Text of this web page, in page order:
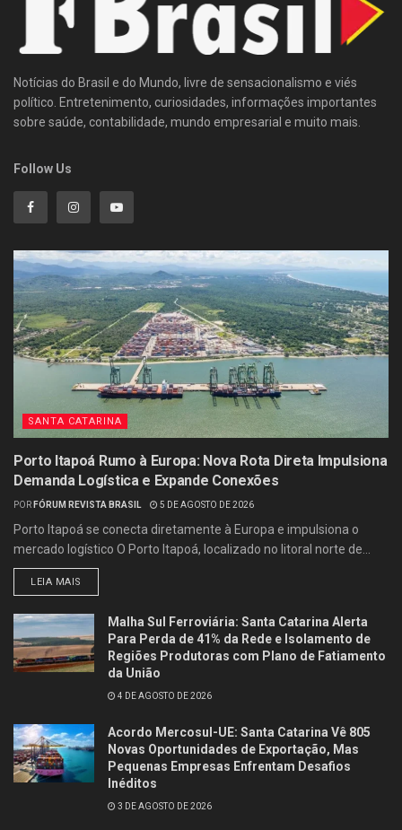
Notícias do Brasil e do Mundo, livre de sensacionalismo e viés
político. Entretenimento, curiosidades, informações importantes
sobre saúde, contabilidade, mundo empresarial e muito mais.
Follow Us
SANTA CATARINA
Porto Itapoá Rumo à Europa: Nova Rota Direta Impulsiona
Demanda Logística e Expande Conexões
POR FÓRUM REVISTA BRASIL 5 DE AGOSTO DE 2026
Porto Itapoá se conecta diretamente à Europa e impulsiona o
mercado logístico O Porto Itapoá, localizado no litoral norte de...
LEIA MAIS
Malha Sul Ferroviária: Santa Catarina Alerta
Para Perda de 41% da Rede e Isolamento de
Regiões Produtoras com Plano de Fatiamento
da União
4 DE AGOSTO DE 2026
Acordo Mercosul-UE: Santa Catarina Vê 805
Novas Oportunidades de Exportação, Mas
Pequenas Empresas Enfrentam Desafios
Inéditos
3 DE AGOSTO DE 2026